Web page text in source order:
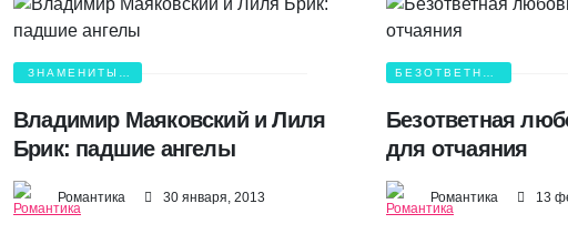
ЗНАМЕНИТЫЕ
Владимир Маяковский и Лиля
Брик: падшие ангелы
Романтика 30 января, 2013
БЕЗОТВЕТНАЯ
Безответная
для отчаяния
Романтика 13